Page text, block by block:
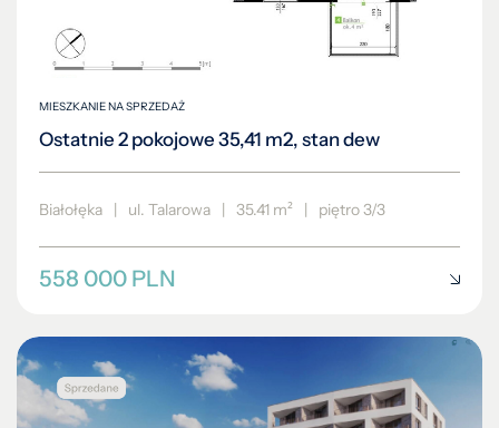
MIESZKANIE NA SPRZEDAŻ
Ostatnie 2 pokojowe 35,41 m2, stan dew
Białołęka | ul. Talarowa | 35.41 m² | piętro 3/3
558 000 PLN